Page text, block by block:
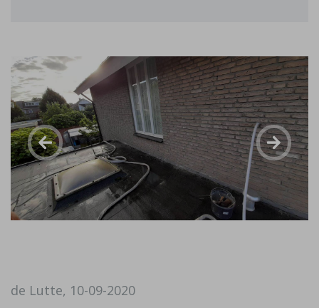
de Lutte, 10-09-2020